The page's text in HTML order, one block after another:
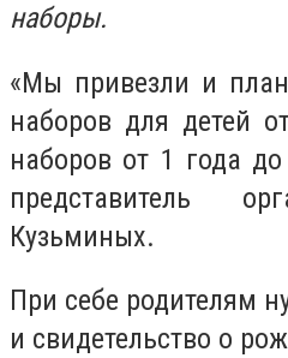
наборы.
«Мы привезли и
наборов для детей
наборов от 1 года
представитель
Кузьминых.
При себе родителям
и свидетельство о